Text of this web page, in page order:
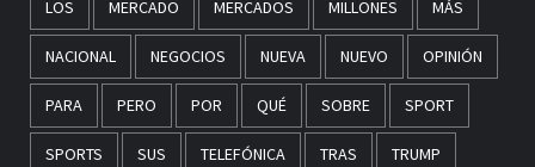
LOS MERCADO MERCADOS MILLONES MÁS
NACIONAL NEGOCIOS NUEVA NUEVO OPINIÓN
PARA PERO POR QUÉ SOBRE SPORT
SPORTS SUS TELEFÓNICA TRAS TRUMP